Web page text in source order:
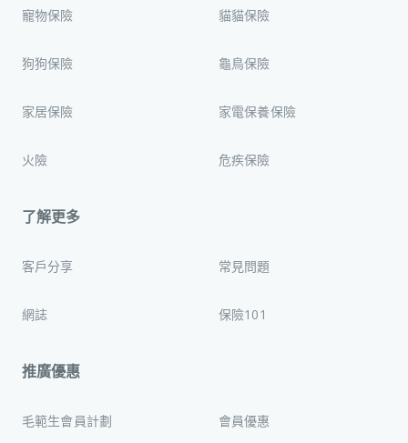
寵物保險 貓貓保險
狗狗保險 龜鳥保險
家居保險 家電保養保險
火險 危疾保險
了解更多
客戶分享 常見問題
網誌 保險101
推廣優惠
毛範生會員計劃 會員優惠